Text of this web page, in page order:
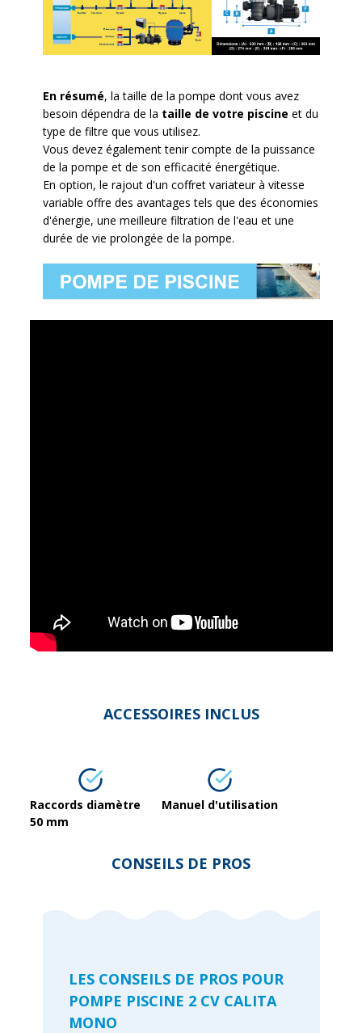
En résumé, la taille de la pompe dont vous avez
besoin dépendra de la taille de votre piscine et du
type de filtre que vous utilisez.
Vous devez également tenir compte de la puissance
de la pompe et de son efficacité énergétique.
En option, le rajout d'un coffret variateur à vitesse
variable offre des avantages tels que des économies
d'énergie, une meilleure filtration de l'eau et une
durée de vie prolongée de la pompe.
ACCESSOIRES INCLUS
Raccords diamètre
50 mm
Manuel d'utilisation
CONSEILS DE PROS
LES CONSEILS DE PROS POUR
POMPE PISCINE 2 CV CALITA
MONO